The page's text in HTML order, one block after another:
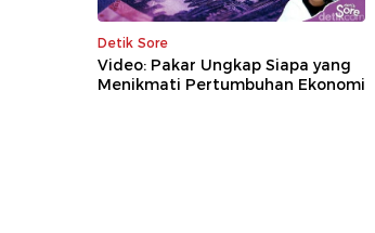
Detik Sore
Video: Pakar Ungkap Siapa yang
Menikmati Pertumbuhan Ekonomi